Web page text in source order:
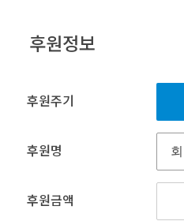
후원정보
후원주기
후원명
후원금액